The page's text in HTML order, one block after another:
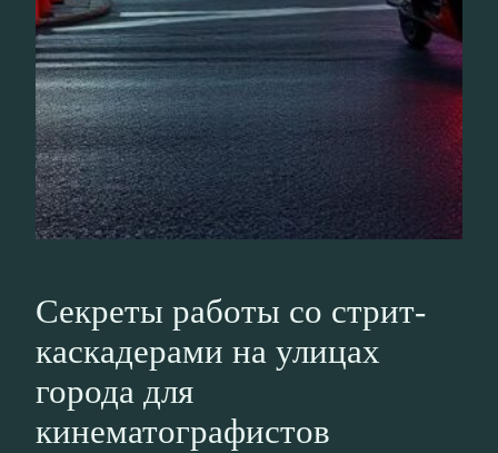
Секреты работы со стрит-
каскадерами на улицах
города для
кинематографистов